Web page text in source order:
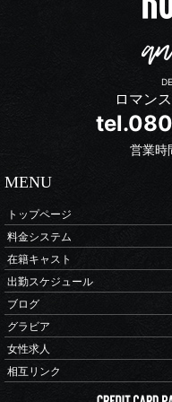
ロマン
営業
MENU
トップページ
料金システム
在籍キャスト
出勤スケジュール
ブログ
グラビア
女性求人
相互リンク